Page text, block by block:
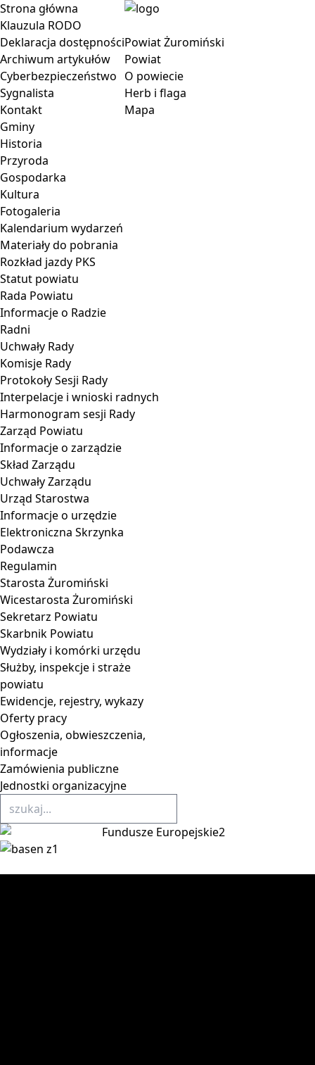
Strona główna
Klauzula RODO
Deklaracja dostępności
Archiwum artykułów
Cyberbezpieczeństwo
Sygnalista
Kontakt
Powiat Żuromiński
Powiat
O powiecie
Herb i flaga
Mapa
Gminy
Historia
Przyroda
Gospodarka
Kultura
Fotogaleria
Kalendarium wydarzeń
Materiały do pobrania
Rozkład jazdy PKS
Statut powiatu
Rada Powiatu
Informacje o Radzie
Radni
Uchwały Rady
Komisje Rady
Protokoły Sesji Rady
Interpelacje i wnioski radnych
Harmonogram sesji Rady
Zarząd Powiatu
Informacje o zarządzie
Skład Zarządu
Uchwały Zarządu
Urząd Starostwa
Informacje o urzędzie
Elektroniczna Skrzynka
Podawcza
Regulamin
Starosta Żuromiński
Wicestarosta Żuromiński
Sekretarz Powiatu
Skarbnik Powiatu
Wydziały i komórki urzędu
Służby, inspekcje i straże
powiatu
Ewidencje, rejestry, wykazy
Oferty pracy
Ogłoszenia, obwieszczenia,
informacje
Zamówienia publiczne
Jednostki organizacyjne